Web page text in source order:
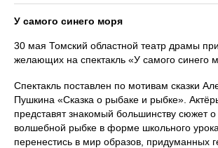
У самого синего моря
30 мая Томский областной театр драмы
желающих на спектакль «У самого синего
Спектакль поставлен по мотивам сказки
Пушкина «Сказка о рыбаке и рыбке».
представят знакомый большинству сюжет о
волшебной рыбке в форме школьного
перенестись в мир образов, придуманных